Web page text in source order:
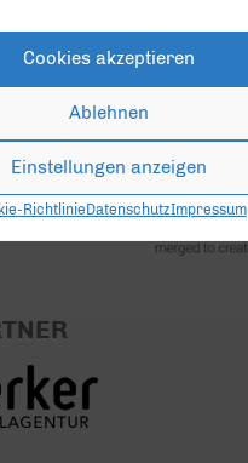
Cookies akzeptieren
Ablehnen
Einstellungen anzeigen
RichtlinieDatenschutzImpressum